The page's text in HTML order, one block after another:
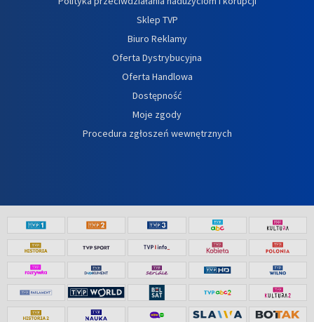
Sklep TVP
Biuro Reklamy
Oferta Dystrybucyjna
Oferta Handlowa
Dostępność
Moje zgody
Procedura zgłoszeń wewnętrznych